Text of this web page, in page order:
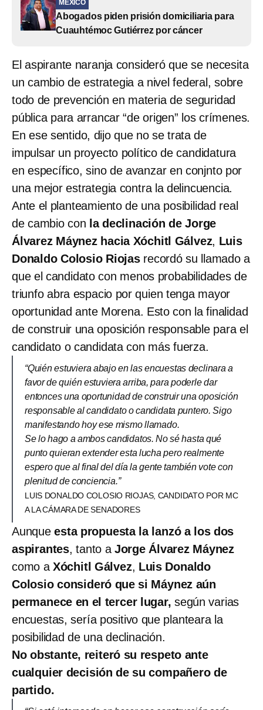
MÉXICO
Abogados piden prisión domiciliaria para
Cuauhtémoc Gutiérrez por cáncer
El aspirante naranja consideró que se necesita
un cambio de estrategia a nivel federal, sobre
todo de prevención en materia de seguridad
pública para arrancar “de origen” los crímenes.
En ese sentido, dijo que no se trata de
impulsar un proyecto político de candidatura
en específico, sino de avanzar en conjnto por
una mejor estrategia contra la delincuencia.
Ante el planteamiento de una posibilidad real
de cambio con la declinación de Jorge
Álvarez Máynez hacia Xóchitl Gálvez, Luis
Donaldo Colosio Riojas recordó su llamado a
que el candidato con menos probabilidades de
triunfo abra espacio por quien tenga mayor
oportunidad ante Morena. Esto con la finalidad
de construir una oposición responsable para el
candidato o candidata con más fuerza.
“Quién estuviera abajo en las encuestas declinara a
favor de quién estuviera arriba, para poderle dar
entonces una oportunidad de construir una oposición
responsable al candidato o candidata puntero. Sigo
manifestando hoy ese mismo llamado.
Se lo hago a ambos candidatos. No sé hasta qué
punto quieran extender esta lucha pero realmente
espero que al final del día la gente también vote con
plenitud de conciencia.”
LUIS DONALDO COLOSIO RIOJAS, CANDIDATO POR MC
A LA CÁMARA DE SENADORES
Aunqueesta propuesta la lanzó a los dos
aspirantes, tanto aJorge Álvarez Máynez
como aXóchitl Gálvez, Luis Donaldo
Colosio consideró que si Máynez aún
permanece en el tercer lugar, según varias
encuestas, sería positivo que planteara la
posibilidad de una declinación.
No obstante, reiteró su respeto ante
cualquier decisión de su compañero de
partido.